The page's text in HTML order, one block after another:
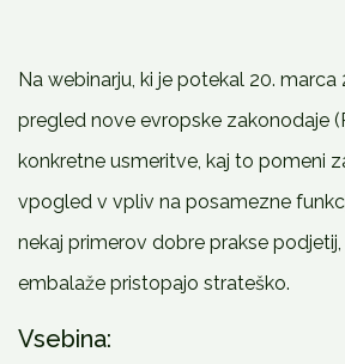
evropska
pravila
embalažo
količina
Na webinarju, ki je potekal 20.
pregled nove evropske zakonodaje
konkretne usmeritve, kaj to pomeni
vpogled v vpliv na posamezne
nekaj primerov dobre prakse
embalaže pristopajo strateško.
Vsebina: